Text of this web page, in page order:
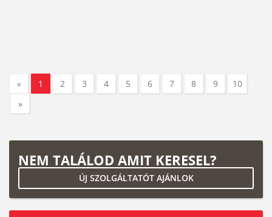
« 1 2 3 4 5 6 7 8 9
10
»
NEM TALÁLOD AMIT KERESEL?
ÚJ SZOLGÁLTATÓT AJÁNLOK